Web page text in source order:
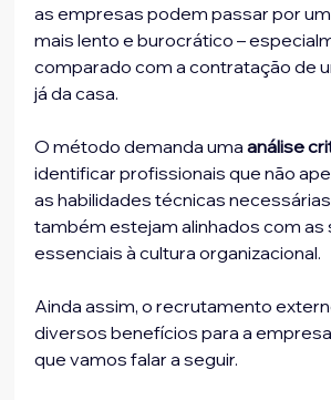
as empresas podem passar por
mais lento e burocrático –
comparado com a contratação de
já da casa.
O método demanda uma análise
identificar profissionais que não
as habilidades técnicas
também estejam alinhados com as
essenciais à cultura organizacional.
Ainda assim, o recrutamento
diversos benefícios para a
que vamos falar a seguir.